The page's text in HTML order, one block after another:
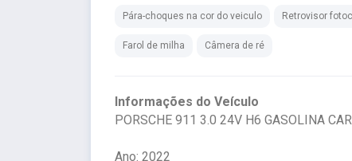
Pára-choques na cor do veiculo Retrovisor
Farol de milha Câmera de ré
Informações do Veículo
PORSCHE 911 3.0 24V H6 GASOLINA
Ano: 2022